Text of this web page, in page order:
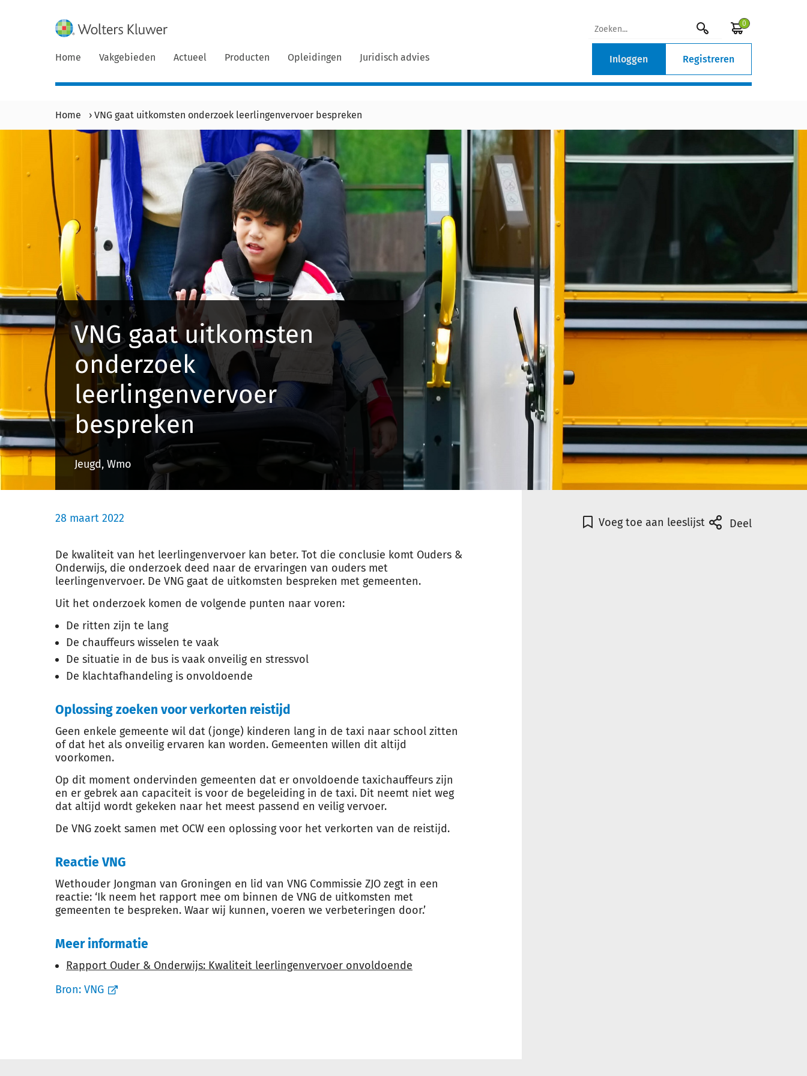
0
Home Vakgebieden Actueel Producten Opleidingen Juridisch advies Inloggen Registreren
Home › VNG gaat uitkomsten onderzoek leerlingenvervoer bespreken
VNG gaat uitkomsten
onderzoek
leerlingenvervoer
bespreken
Jeugd, Wmo
28 maart 2022
De kwaliteit van het leerlingenvervoer kan beter. Tot die conclusie komt Ouders &
Onderwijs, die onderzoek deed naar de ervaringen van ouders met
leerlingenvervoer. De VNG gaat de uitkomsten bespreken met gemeenten.
Uit het onderzoek komen de volgende punten naar voren:
De ritten zijn te lang
De chauffeurs wisselen te vaak
De situatie in de bus is vaak onveilig en stressvol
De klachtafhandeling is onvoldoende
Oplossing zoeken voor verkorten reistijd
Geen enkele gemeente wil dat (jonge) kinderen lang in de taxi naar school zitten
of dat het als onveilig ervaren kan worden. Gemeenten willen dit altijd
voorkomen.
Op dit moment ondervinden gemeenten dat er onvoldoende taxichauffeurs zijn
en er gebrek aan capaciteit is voor de begeleiding in de taxi. Dit neemt niet weg
dat altijd wordt gekeken naar het meest passend en veilig vervoer.
De VNG zoekt samen met OCW een oplossing voor het verkorten van de reistijd.
Reactie VNG
Wethouder Jongman van Groningen en lid van VNG Commissie ZJO zegt in een
reactie: ‘Ik neem het rapport mee om binnen de VNG de uitkomsten met
gemeenten te bespreken. Waar wij kunnen, voeren we verbeteringen door.’
Meer informatie
Rapport Ouder & Onderwijs: Kwaliteit leerlingenvervoer onvoldoende
Bron: VNG
Voeg toe aan leeslijst Deel